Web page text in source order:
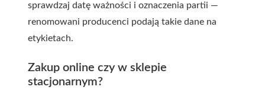
sprawdzaj datę ważności i oznaczenia partii —
renomowani producenci podają takie dane na
etykietach.
Zakup online czy w sklepie
stacjonarnym?